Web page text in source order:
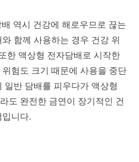
역시 건강에 해로우므로 끊는
함께 사용하는 경우 건강 위
한 액상형 전자담배로 시작한
험도 크기 때문에 사용을 중단
반 담배를 피우다가 액상형
도 완전한 금연이 장기적인 건
니다.